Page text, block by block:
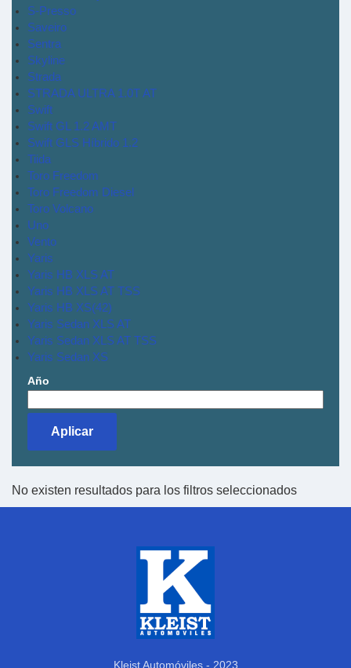
S-Presso
Saveiro
Sentra
Skyline
Strada
STRADA ULTRA 1.0T AT
Swift
Swift GL 1.2 AMT
Swift GLS Híbrido 1.2
Tiida
Toro Freedom
Toro Freedom Diesel
Toro Volcano
Uno
Vento
Yaris
Yaris HB XLS AT
Yaris HB XLS AT TSS
Yaris HB XS(42)
Yaris Sedan XLS AT
Yaris Sedan XLS AT TSS
Yaris Sedan XS
Año
No existen resultados para los filtros seleccionados
Kleist Automóviles - 2023